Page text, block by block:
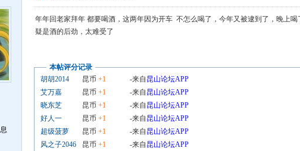
年年回老家拜年 都要喝酒，这两年因为开车 不怎么喝了，今年又被逮到了，晚上
疑是酒的后劲，太难受了
本帖评分记录
胡胡2014
昆币 +1 -来自 昆山论坛APP
艾万嘉
昆币 +1 -来自 昆山论坛APP
晓东芝
昆币 +1 -来自 昆山论坛APP
好人一
昆币 +1 -来自 昆山论坛APP
超级菠萝
昆币 +1 -来自 昆山论坛APP
风之子2046
昆币 +1 -来自 昆山论坛APP